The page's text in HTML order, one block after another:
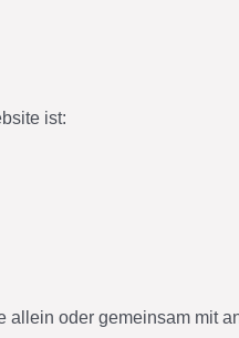
ist:
oder gemeinsam mit